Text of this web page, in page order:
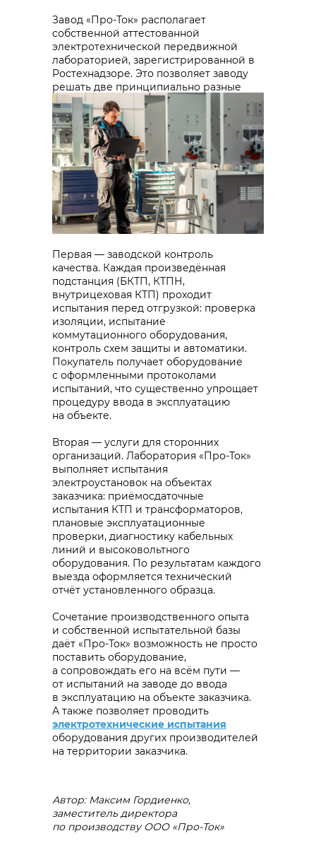
Завод «Про-Ток» располагает
собственной аттестованной
электротехнической передвижной
лабораторией, зарегистрированной в
Ростехнадзоре. Это позволяет заводу
решать две принципиально разные
задачи в рамках одной структуры.
Первая — заводской контроль
качества. Каждая произведённая
подстанция (БКТП, КТПН,
внутрицеховая КТП) проходит
испытания перед отгрузкой: проверка
изоляции, испытание
коммутационного оборудования,
контроль схем защиты и автоматики.
Покупатель получает оборудование
с оформленными протоколами
испытаний, что существенно упрощает
процедуру ввода в эксплуатацию
на объекте.
Вторая — услуги для сторонних
организаций. Лаборатория «Про-Ток»
выполняет испытания
электроустановок на объектах
заказчика: приёмосдаточные
испытания КТП и трансформаторов,
плановые эксплуатационные
проверки, диагностику кабельных
линий и высоковольтного
оборудования. По результатам каждого
выезда оформляется технический
отчёт установленного образца.
Сочетание производственного опыта
и собственной испытательной базы
даёт «Про-Ток» возможность не просто
поставить оборудование,
а сопровождать его на всём пути —
от испытаний на заводе до ввода
в эксплуатацию на объекте заказчика.
А также позволяет проводить
электротехнические испытания
оборудования других производителей
на территории заказчика.
Автор: Максим Гордиенко,
заместитель директора
по производству ООО «Про-Ток»